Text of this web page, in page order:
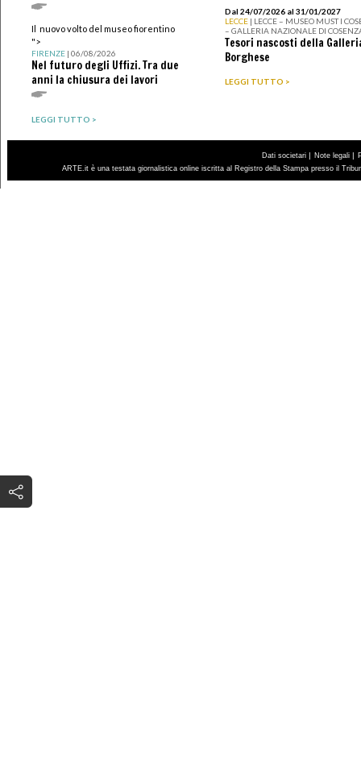
Il nuovo volto del museo fiorentino
">
FIRENZE| 06/08/2026
Nel futuro degli Uffizi. Tra due
anni la chiusura dei lavori
LEGGI TUTTO >
Dal 24/07/2026 al 31/01/2027
LECCE | LECCE – MUSEO MUST I
– GALLERIA NAZIONALE DI
Tesori nascosti della
Borghese
LEGGI TUTTO >
Dati societari | Note legali |
ARTE.it è una testata giornalistica online iscritta al Registro della Stampa presso il